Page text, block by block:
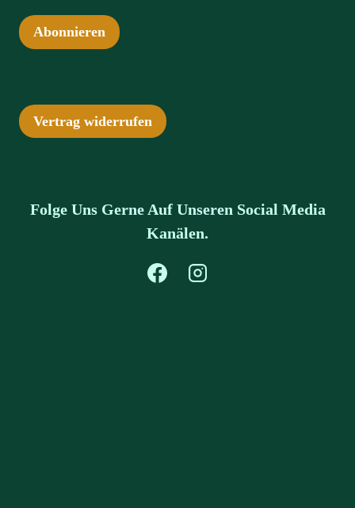
Abonnieren
Vertrag widerrufen
Folge Uns Gerne Auf Unseren Social Media
Kanälen.